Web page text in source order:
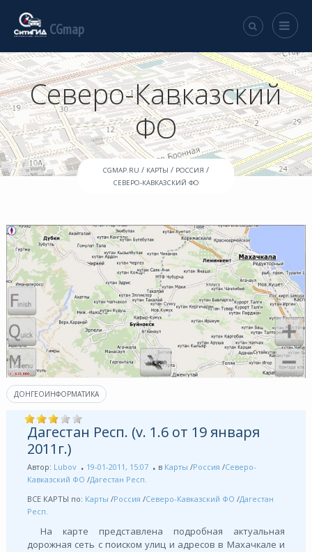
CGmap
Северо-Кавказский
ФО
CGMAP.RU / КАРТЫ / РОССИЯ /
СЕВЕРО-КАВКАЗСКИЙ ФО
ДОНГЕОИНФОРМАТИКА
Дагестан Респ. (v. 1.6 от 19 января
2011г.)
Автор: Lubov 19-01-2011, 15:07 в Карты /Россия /Северо-
Кавказский ФО /Дагестан Респ.
ВСЕ КАРТЫ по: Карты /Россия /Северо-Кавказский ФО /Дагестан
Респ.
На карте представлена подробная актуальная
дорожная сеть с поиском улиц и адресов в Махачкале и